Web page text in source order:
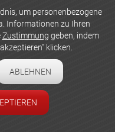
um personenbezogene
Informationen zu Ihren
Zustimmung geben, indem
klicken.
ABLEHNEN